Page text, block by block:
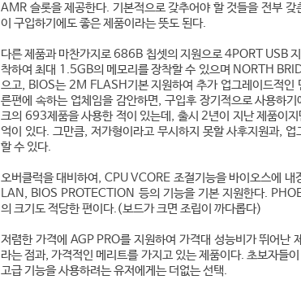
AMR 슬롯을 제공한다. 기본적으로 갖추어야 할 것들을 전부
이 구입하기에도 좋은 제품이라는 뜻도 된다.
다른 제품과 마찬가지로 686B 칩셋의 지원으로 4PORT
착하여 최대 1.5GB의 메모리를 장착할 수 있으며 NORTH
으고, BIOS는 2M FLASH기본 지원하여 추가 업그레이드적인
른편에 속하는 업체임을 감안하면, 구입후 장기적으로 사용하
크의 693제품을 사용한 적이 있는데, 출시 2년이 지난 제품이
억이 있다. 그만큼, 저가형이라고 무시하지 못할 사후지원과,
할 수 있다.
오버클럭을 대비하여, CPU VCORE 조절기능을 바이오스에
LAN, BIOS PROTECTION 등의 기능을 기본 지원한다.
의 크기도 적당한 편이다.(보드가 크면 조립이 까다롭다)
저렴한 가격에 AGP PRO를 지원하여 가격대 성능비가 뛰어난
라는 점과, 가격적인 메리트를 가지고 있는 제품이다. 초보자들
고급 기능을 사용하려는 유저에게는 더없는 선택.